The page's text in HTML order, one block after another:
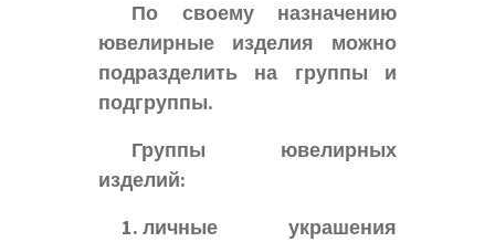
По своему назначению
ювелирные изделия можно
подразделить на группы и
подгруппы.
Группы ювелирных
изделий:
личные украшения